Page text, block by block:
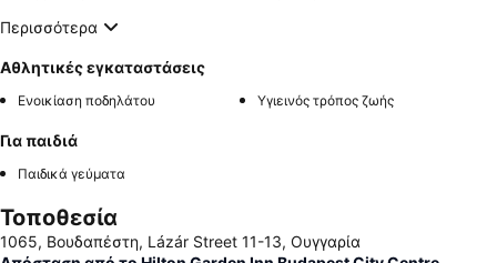
Περισσότερα
Αθλητικές εγκαταστάσεις
Ενοικίαση ποδηλάτου Υγιεινός τρόπος ζωής
Για παιδιά
Παιδικά γεύματα
Τοποθεσία
1065, Βουδαπέστη, Lázár Street 11-13, Ουγγαρία